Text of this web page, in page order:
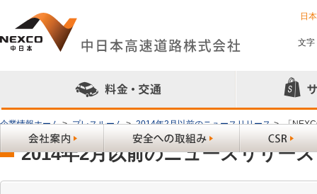
日
文字
企業情報ホーム > プレスルーム > 2014年2月以前のニュースリリース > 「
2014年2月以前のニュースリリース